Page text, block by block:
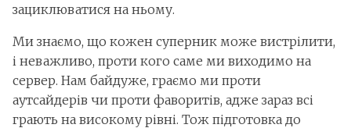
зациклюватися на ньому.
Ми знаємо, що кожен суперник може вистрілити,
і неважливо, проти кого саме ми виходимо на
сервер. Нам байдуже, граємо ми проти
аутсайдерів чи проти фаворитів, адже зараз всі
грають на високому рівні. Тож підготовка до